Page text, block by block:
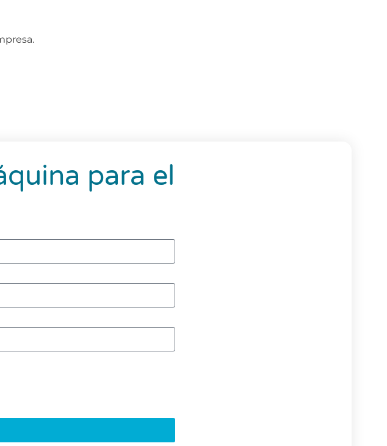
para el